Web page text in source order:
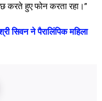
करते हुए फोन करता रहा।”
सिवन ने पैरालिंपिक महिला